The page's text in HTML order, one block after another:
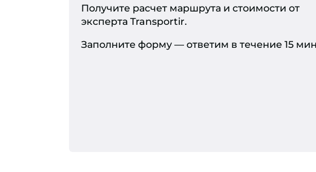
Получите расчет маршрута и стоимости от
эксперта Transportir.
Заполните форму — ответим в течение 15